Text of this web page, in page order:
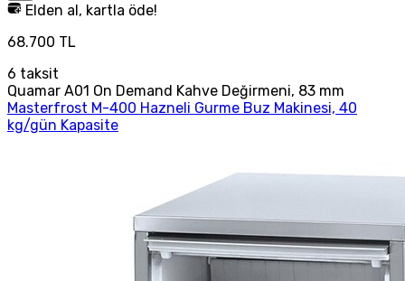
Elden al, kartla öde!
68.700 TL
6 taksit
Quamar A01 On Demand Kahve Değirmeni, 83 mm
Masterfrost M-400 Hazneli Gurme Buz Makinesi, 40
kg/gün Kapasite